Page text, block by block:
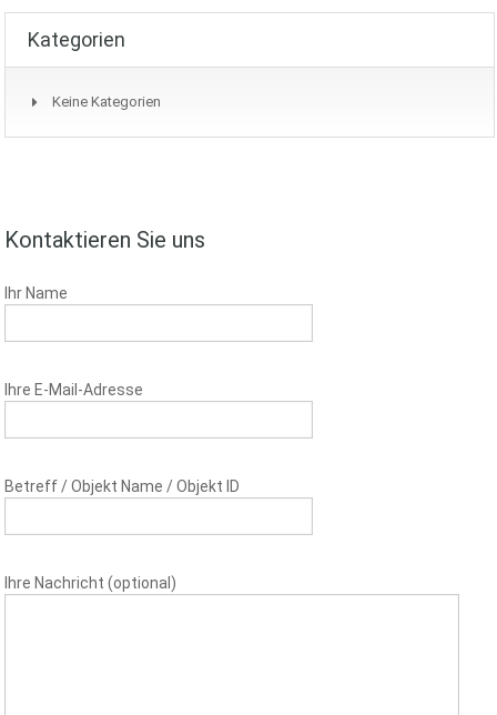
Kategorien
Keine Kategorien
Kontaktieren Sie uns
Ihr Name
Ihre E-Mail-Adresse
Betreff / Objekt Name / Objekt ID
Ihre Nachricht (optional)